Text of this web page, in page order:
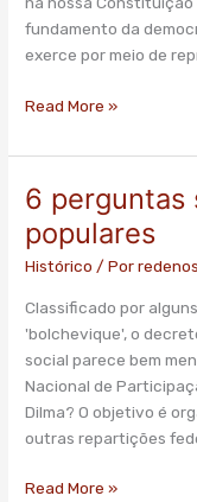
fundamento da
exerce por meio de
Ladislau
Dowbor
Read More »
6 perguntas
populares
Histórico / Por
Classificado por
'bolchevique', o
social parece bem
Nacional de
Dilma? O objetivo é
outras repartições
6
perguntas
sobre
os
conselhos
Read More »